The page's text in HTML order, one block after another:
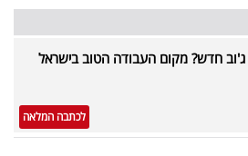
חדש? מקום העבודה הטוב בישראל
לכתבה המלאה